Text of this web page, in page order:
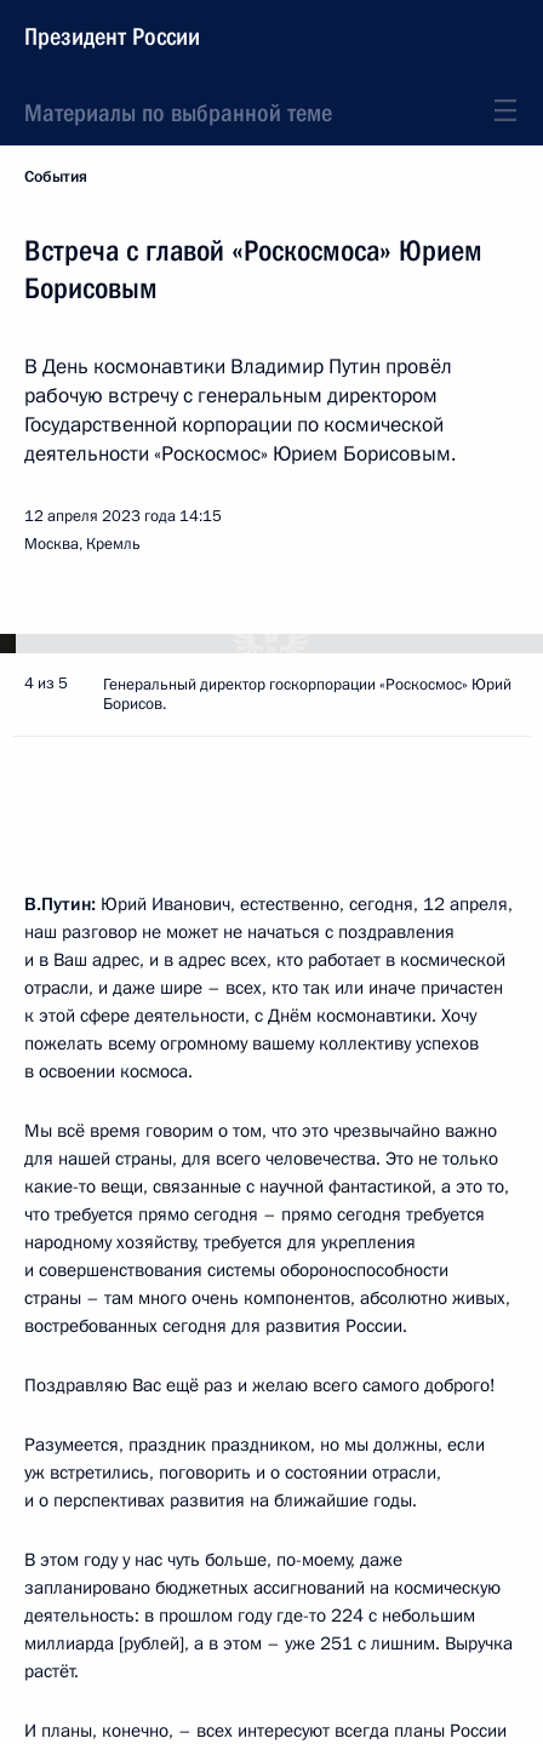
Президент России
Материалы по выбранной теме
События
Встреча с главой «Роскосмоса» Юрием
Борисовым
В День космонавтики Владимир Путин провёл
рабочую встречу с генеральным директором
Государственной корпорации по космической
деятельности «Роскосмос» Юрием Борисовым.
12 апреля 2023 года 14:15
Москва, Кремль
4 из 5
Генеральный директор госкорпорации «Роскосмос» Юрий
Борисов.
В.Путин: Юрий Иванович, естественно, сегодня, 12 апреля,
наш разговор не может не начаться с поздравления
и в Ваш адрес, и в адрес всех, кто работает в космической
отрасли, и даже шире – всех, кто так или иначе причастен
к этой сфере деятельности, с Днём космонавтики. Хочу
пожелать всему огромному вашему коллективу успехов
в освоении космоса.
Мы всё время говорим о том, что это чрезвычайно важно
для нашей страны, для всего человечества. Это не только
какие-то вещи, связанные с научной фантастикой, а это то,
что требуется прямо сегодня – прямо сегодня требуется
народному хозяйству, требуется для укрепления
и совершенствования системы обороноспособности
страны – там много очень компонентов, абсолютно живых,
востребованных сегодня для развития России.
Поздравляю Вас ещё раз и желаю всего самого доброго!
Разумеется, праздник праздником, но мы должны, если
уж встретились, поговорить и о состоянии отрасли,
и о перспективах развития на ближайшие годы.
В этом году у нас чуть больше, по-моему, даже
запланировано бюджетных ассигнований на космическую
деятельность: в прошлом году где-то 224 с небольшим
миллиарда [рублей], а в этом – уже 251 с лишним. Выручка
растёт.
И планы, конечно, – всех интересуют всегда планы России